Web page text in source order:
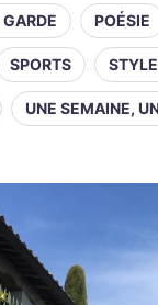
POÉSIE
SPORTS
UNE SEMAINE,